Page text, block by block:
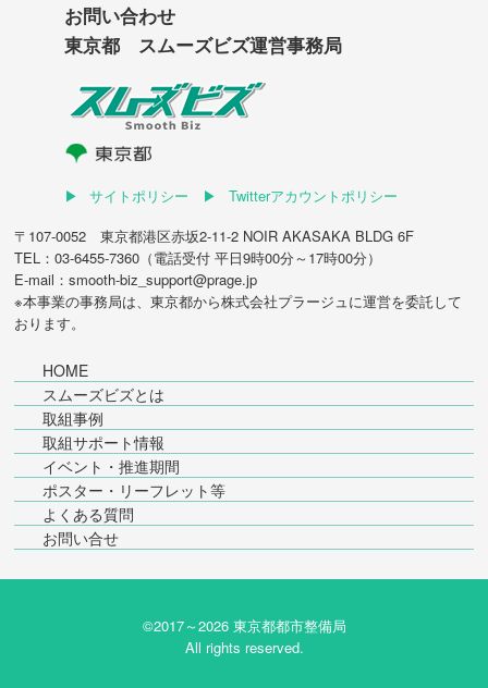
お問い合わせ
東京都 スムーズビズ運営事務局
サイトポリシー
Twitterアカウントポリシー
〒107-0052 東京都港区赤坂2-11-2 NOIR AKASAKA BLDG 6F
TEL：03-6455-7360（電話受付 平日9時00分～17時00分）
E-mail：smooth-biz_support@prage.jp
※本事業の事務局は、東京都から株式会社プラージュに運営を委託して
おります。
HOME
スムーズビズとは
取組事例
取組サポート情報
イベント・推進期間
ポスター・リーフレット等
よくある質問
お問い合せ
©2017～2026 東京都都市整備局
All rights reserved.